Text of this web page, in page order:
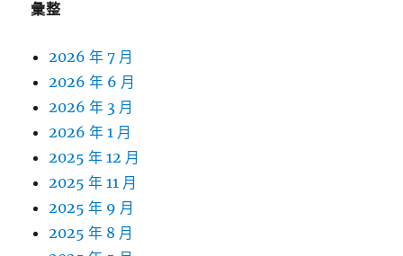
彙整
2026 年 7 月
2026 年 6 月
2026 年 3 月
2026 年 1 月
2025 年 12 月
2025 年 11 月
2025 年 9 月
2025 年 8 月